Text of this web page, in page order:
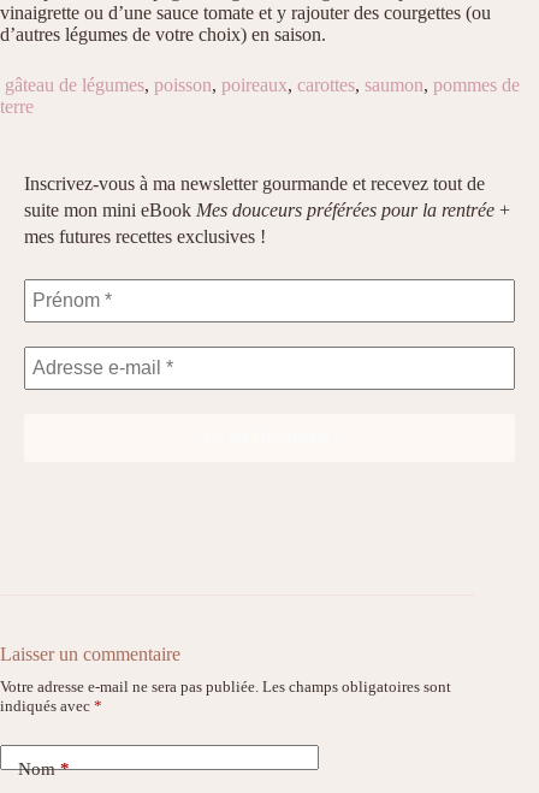
vinaigrette ou d’une sauce tomate et y rajouter des courgettes (ou
d’autres légumes de votre choix) en saison.
gâteau de légumes, poisson, poireaux, carottes, saumon, pommes de
terre
Inscrivez-vous à ma newsletter gourmande et recevez tout de
suite mon mini eBook Mes douceurs préférées pour la rentrée +
mes futures recettes exclusives !
Laisser un commentaire
Votre adresse e-mail ne sera pas publiée. Les champs obligatoires sont
indiqués avec *
Nom*